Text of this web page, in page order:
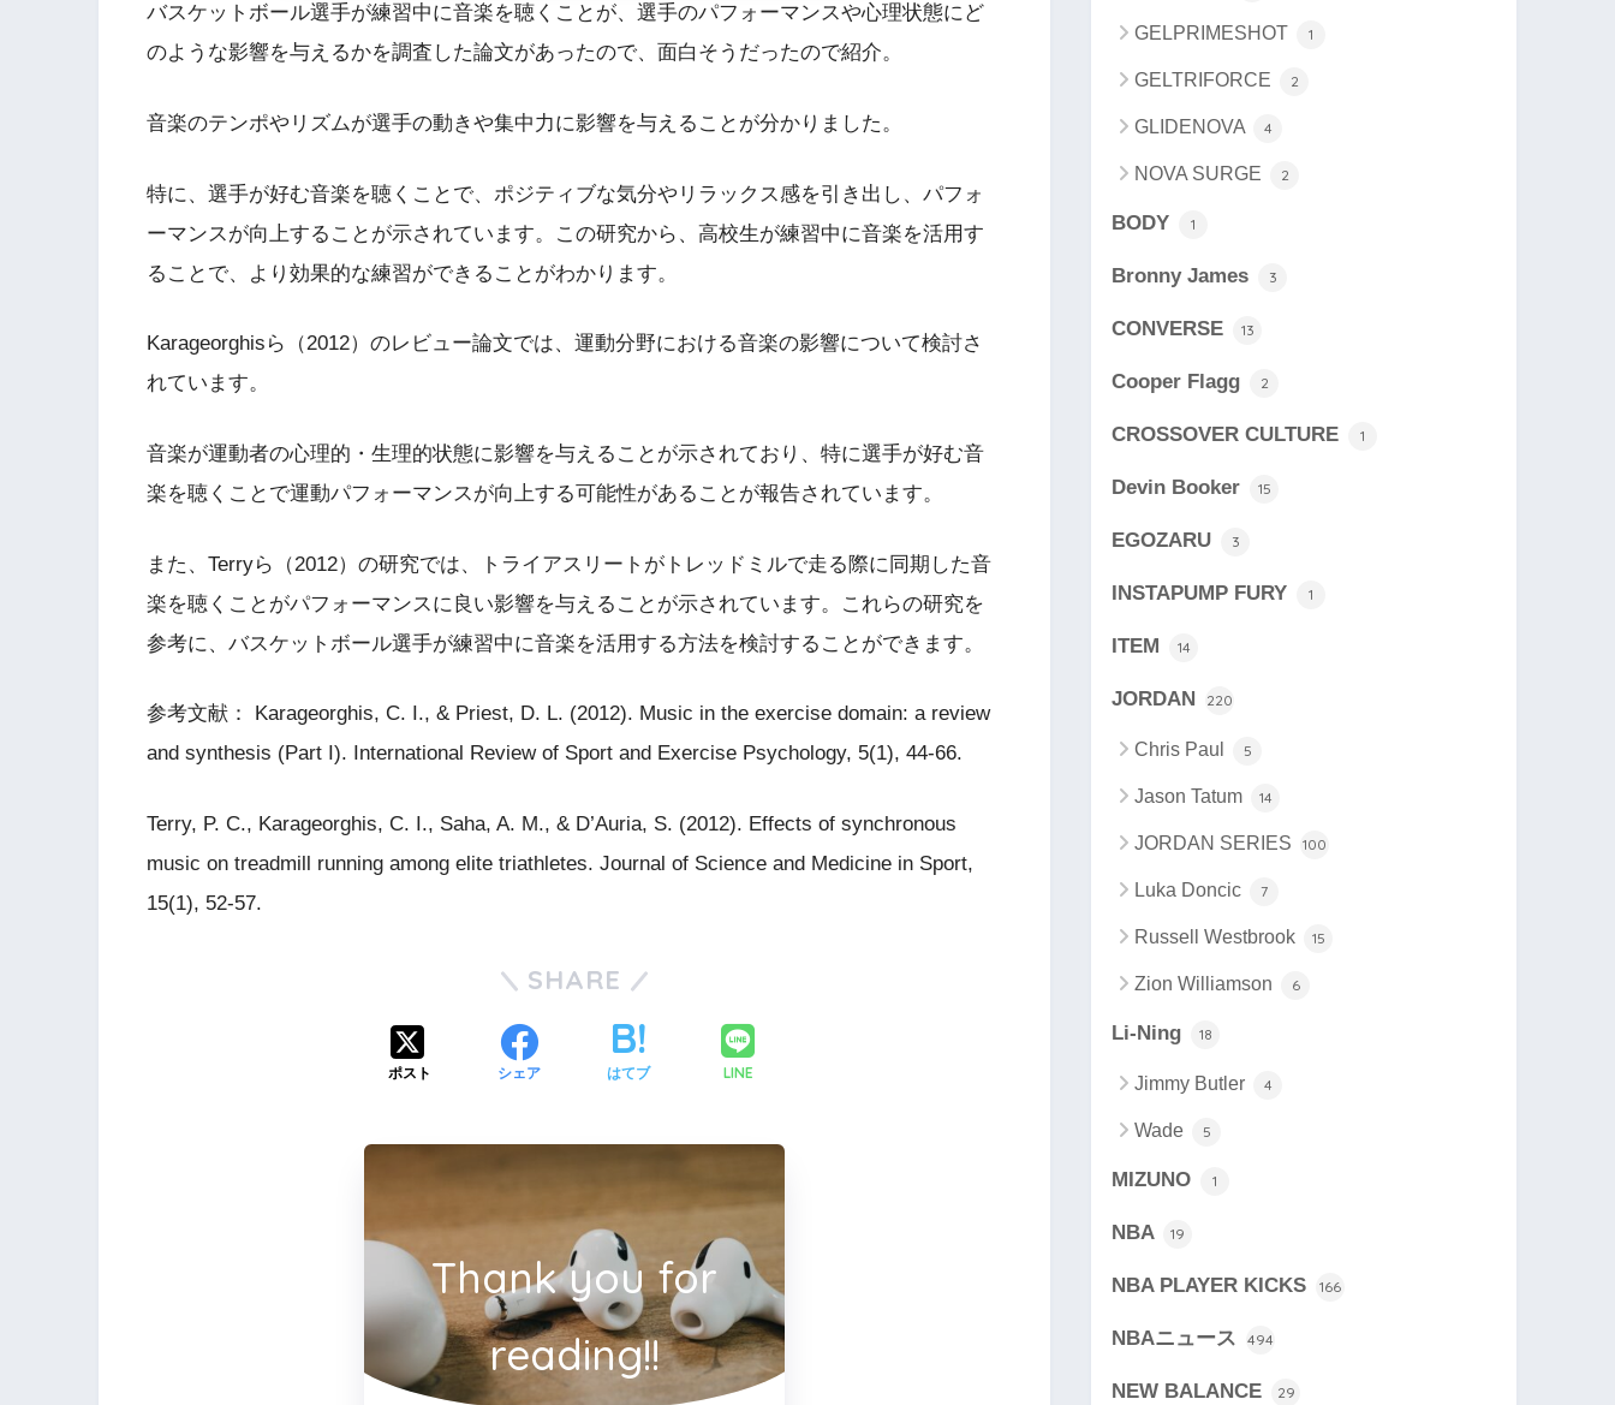
バスケットボール選手が練習中に音楽を聴くことが、選手のパフォーマンスや心理状態にど
のような影響を与えるかを調査した論文があったので、面白そうだったので紹介。
音楽のテンポやリズムが選手の動きや集中力に影響を与えることが分かりました。
特に、選手が好む音楽を聴くことで、ポジティブな気分やリラックス感を引き出し、パフォ
ーマンスが向上することが示されています。この研究から、高校生が練習中に音楽を活用す
ることで、より効果的な練習ができることがわかります。
Karageorghisら（2012）のレビュー論文では、運動分野における音楽の影響について検討さ
れています。
音楽が運動者の心理的・生理的状態に影響を与えることが示されており、特に選手が好む音
楽を聴くことで運動パフォーマンスが向上する可能性があることが報告されています。
また、Terryら（2012）の研究では、トライアスリートがトレッドミルで走る際に同期した音
楽を聴くことがパフォーマンスに良い影響を与えることが示されています。これらの研究を
参考に、バスケットボール選手が練習中に音楽を活用する方法を検討することができます。
参考文献： Karageorghis, C. I., & Priest, D. L. (2012). Music in the exercise domain: a review
and synthesis (Part I). International Review of Sport and Exercise Psychology, 5(1), 44-66.
Terry, P. C., Karageorghis, C. I., Saha, A. M., & D’Auria, S. (2012). Effects of synchronous
music on treadmill running among elite triathletes. Journal of Science and Medicine in Sport,
15(1), 52-57.
SHARE
ポスト シェア はてブ LINE
Thank you for
reading!!
GELPRIMESHOT 1
GELTRIFORCE 2
GLIDENOVA 4
NOVA SURGE 2
BODY 1
Bronny James 3
CONVERSE 13
Cooper Flagg 2
CROSSOVER CULTURE 1
Devin Booker 15
EGOZARU 3
INSTAPUMP FURY 1
ITEM 14
JORDAN 220
Chris Paul 5
Jason Tatum 14
JORDAN SERIES 100
Luka Doncic 7
Russell Westbrook 15
Zion Williamson 6
Li-Ning 18
Jimmy Butler 4
Wade 5
MIZUNO 1
NBA 19
NBA PLAYER KICKS 166
NBAニュース 494
NEW BALANCE 29